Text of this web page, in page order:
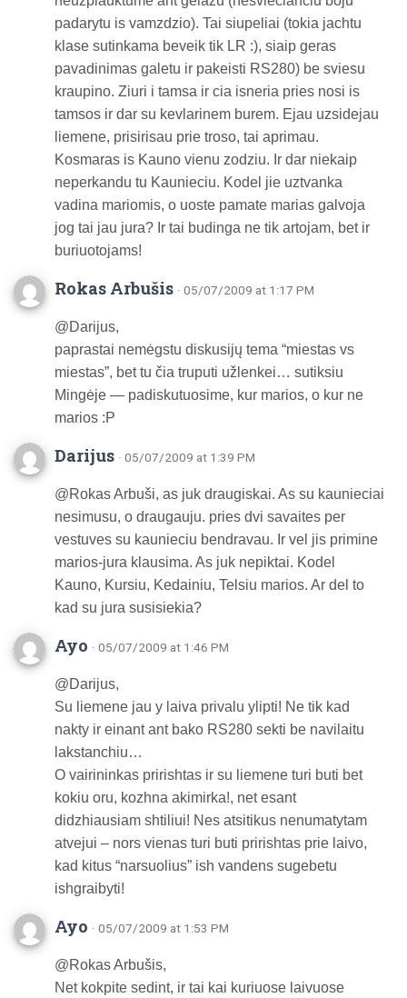
padarytu is vamzdzio). Tai siupeliai (tokia jachtu
klase sutinkama beveik tik LR :), siaip geras
pavadinimas galetu ir pakeisti RS280) be sviesu
kraupino. Ziuri i tamsa ir cia isneria pries nosi is
tamsos ir dar su kevlarinem burem. Ejau uzsidejau
liemene, prisirisau prie troso, tai aprimau.
Kosmaras is Kauno vienu zodziu. Ir dar niekaip
neperkandu tu Kaunieciu. Kodel jie uztvanka
vadina mariomis, o uoste pamate marias galvoja
jog tai jau jura? Ir tai budinga ne tik artojam, bet ir
buriuotojams!
Rokas Arbušis · 05/07/2009 at 1:17 PM
@Darijus,
paprastai nemėgstu diskusijų tema “miestas vs
miestas”, bet tu čia truputi užlenkei… sutiksiu
Mingėje — padiskutuosime, kur marios, o kur ne
marios :P
Darijus · 05/07/2009 at 1:39 PM
@Rokas Arbuši, as juk draugiskai. As su kaunieciai
nesimusu, o draugauju. pries dvi savaites per
vestuves su kaunieciu bendravau. Ir vel jis primine
marios-jura klausima. As juk nepiktai. Kodel
Kauno, Kursiu, Kedainiu, Telsiu marios. Ar del to
kad su jura susisiekia?
Ayo · 05/07/2009 at 1:46 PM
@Darijus,
Su liemene jau y laiva privalu ylipti! Ne tik kad
nakty ir einant ant bako RS280 sekti be navilaitu
lakstanchiu…
O vairininkas pririshtas ir su liemene turi buti bet
kokiu oru, kozhna akimirka!, net esant
didzhiausiam shtiliui! Nes atsitikus nenumatytam
atvejui – nors vienas turi buti pririshtas prie laivo,
kad kitus “narsuolius” ish vandens sugebetu
ishgraibyti!
Ayo · 05/07/2009 at 1:53 PM
@Rokas Arbušis,
Net kokpite sedint, ir tai kai kuriuose laivuose